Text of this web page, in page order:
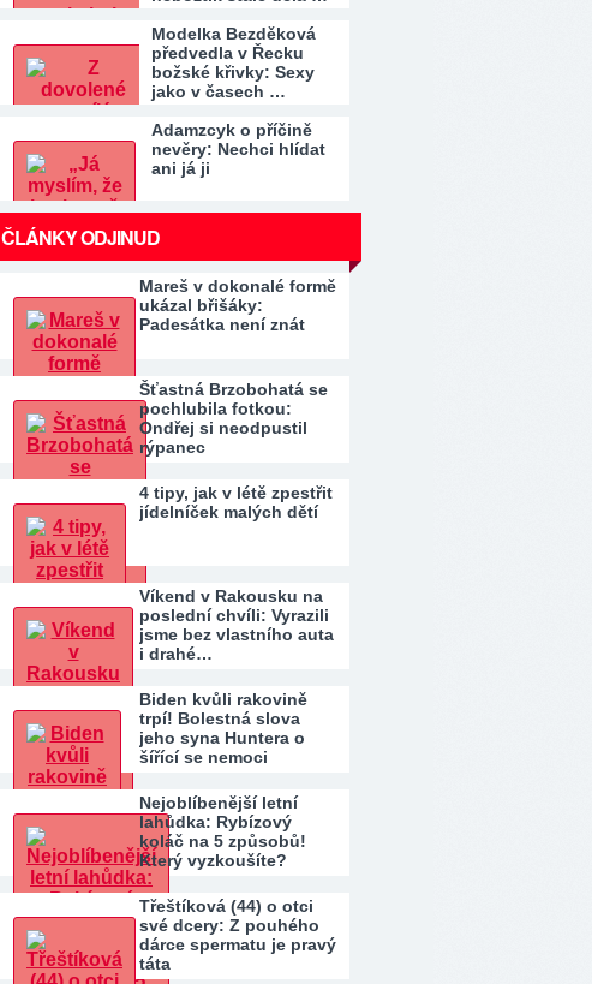
Modelka Bezděková
předvedla v Řecku
božské křivky: Sexy
jako v časech …
Adamzcyk o příčině
nevěry: Nechci hlídat
ani já ji
ČLÁNKY ODJINUD
Mareš v dokonalé formě
ukázal břišáky:
Padesátka není znát
Šťastná Brzobohatá se
pochlubila fotkou:
Ondřej si neodpustil
rýpanec
4 tipy, jak v létě zpestřit
jídelníček malých dětí
Víkend v Rakousku na
poslední chvíli: Vyrazili
jsme bez vlastního auta
i drahé…
Biden kvůli rakovině
trpí! Bolestná slova
jeho syna Huntera o
šířící se nemoci
Nejoblíbenější letní
lahůdka: Rybízový
koláč na 5 způsobů!
Který vyzkoušíte?
Třeštíková (44) o otci
své dcery: Z pouhého
dárce spermatu je pravý
táta